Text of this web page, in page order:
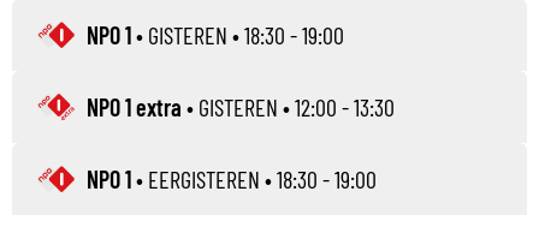
NPO 1• GISTEREN • 18:30 - 19:00
NPO 1 extra • GISTEREN • 12:00 - 13:30
NPO 1• EERGISTEREN • 18:30 - 19:00